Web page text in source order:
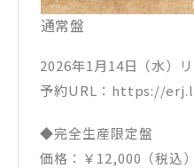
通常盤
2026年1月14日（水）
予約URL：https://
◆完全生産限定盤
価格：￥12,000（税